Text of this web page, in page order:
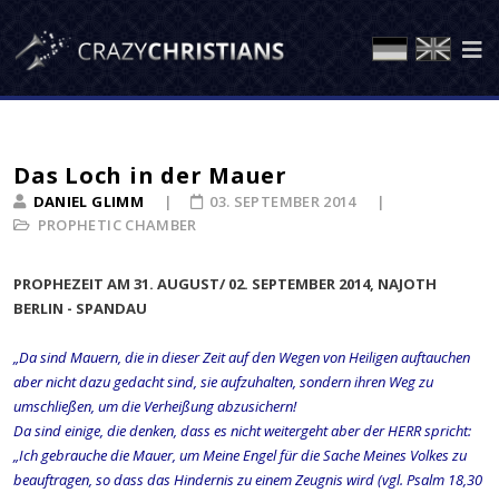
Das Loch in der Mauer
DANIEL GLIMM
PROPHETIC CHAMBER
03. SEPTEMBER 2014
PROPHEZEIT AM 31. AUGUST/ 02. SEPTEMBER 2014, NAJOTH
BERLIN - SPANDAU
„Da sind Mauern, die in dieser Zeit auf den Wegen von Heiligen auftauchen
aber nicht dazu gedacht sind, sie aufzuhalten, sondern ihren Weg zu
umschließen, um die Verheißung abzusichern!
Da sind einige, die denken, dass es nicht weitergeht aber der HERR spricht:
„Ich gebrauche die Mauer, um Meine Engel für die Sache Meines Volkes zu
beauftragen, so dass das Hindernis zu einem Zeugnis wird (vgl. Psalm 18,30